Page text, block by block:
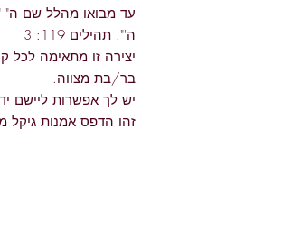
עד מבואו מהלל שם
ה'". תהילים 119: 3
יצירה זו מתאימה לכל
בר/בת מצווה.
יש לך אפשרות ליישם
זהו הדפס אמנות גיקל